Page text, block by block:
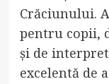
Crăciunului.
pentru copii,
și de
excelentă de